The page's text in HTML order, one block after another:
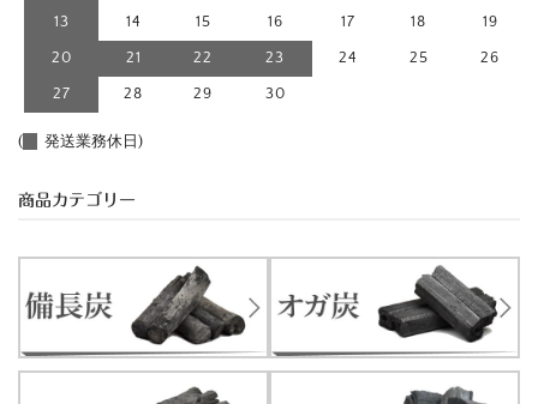
13 14 15 16 17 18 19
20 21 22 23 24 25 26
27 28 29 30
( 発送業務休日)
商品カテゴリー